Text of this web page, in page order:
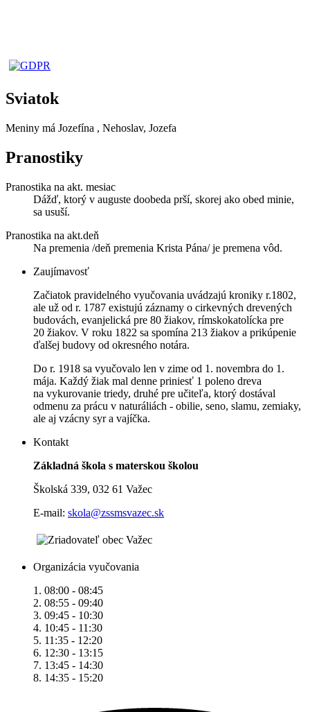
Sviatok
Meniny má Jozefína , Nehoslav, Jozefa
Pranostiky
Pranostika na akt. mesiac
Dážď, ktorý v auguste doobeda prší, skorej ako obed minie,
sa usuší.
Pranostika na akt.deň
Na premenia /deň premenia Krista Pána/ je premena vôd.
Zaujímavosť
Začiatok pravidelného vyučovania uvádzajú kroniky r.1802,
ale už od r. 1787 existujú záznamy o cirkevných drevených
budovách, evanjelická pre 80 žiakov, rímskokatolícka pre
20 žiakov. V roku 1822 sa spomína 213 žiakov a prikúpenie
ďalšej budovy od okresného notára.
Do r. 1918 sa vyučovalo len v zime od 1. novembra do 1.
mája. Každý žiak mal denne priniesť 1 poleno dreva
na vykurovanie triedy, druhé pre učiteľa, ktorý dostával
odmenu za prácu v naturáliách - obilie, seno, slamu, zemiaky,
ale aj vzácny syr a vajíčka.
Kontakt
Základná škola s materskou školou
Školská 339, 032 61 Važec
E-mail: skola@zssmsvazec.sk
Organizácia vyučovania
1. 08:00 - 08:45
2. 08:55 - 09:40
3. 09:45 - 10:30
4. 10:45 - 11:30
5. 11:35 - 12:20
6. 12:30 - 13:15
7. 13:45 - 14:30
8. 14:35 - 15:20